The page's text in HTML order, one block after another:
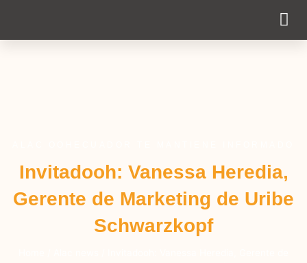
Invitadooh: Vanessa Heredia,
Gerente de Marketing de Uribe
Schwarzkopf